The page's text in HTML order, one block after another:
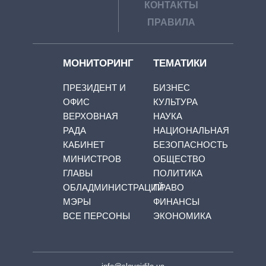
КОНТАКТЫ
ПРАВИЛА
МОНИТОРИНГ
ПРЕЗИДЕНТ И
ОФИС
ВЕРХОВНАЯ
РАДА
КАБИНЕТ
МИНИСТРОВ
ГЛАВЫ
ОБЛАДМИНИСТРАЦИЙ
МЭРЫ
ВСЕ ПЕРСОНЫ
ТЕМАТИКИ
БИЗНЕС
КУЛЬТУРА
НАУКА
НАЦИОНАЛЬНАЯ
БЕЗОПАСНОСТЬ
ОБЩЕСТВО
ПОЛИТИКА
ПРАВО
ФИНАНСЫ
ЭКОНОМИКА